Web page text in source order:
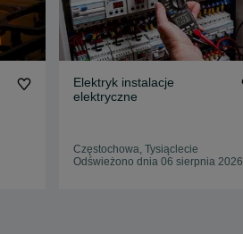
Elektryk instalacje
elektryczne
Częstochowa, Tysiąclecie
Odświeżono dnia 06 sierpnia 2026